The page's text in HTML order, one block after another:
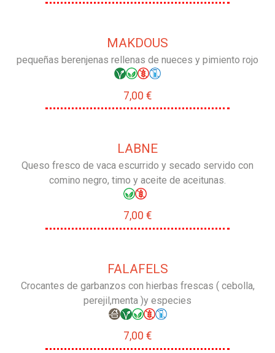
MAKDOUS
pequeñas berenjenas rellenas de nueces y pimiento rojo
7,00 €
LABNE
Queso fresco de vaca escurrido y secado servido con
comino negro, timo y aceite de aceitunas.
7,00 €
FALAFELS
Crocantes de garbanzos con hierbas frescas ( cebolla,
perejil,menta )y especies
7,00 €